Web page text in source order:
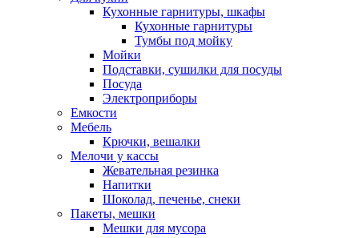
Кухонные гарнитуры, шкафы
Кухонные гарнитуры
Тумбы под мойку
Мойки
Подставки, сушилки для посуды
Посуда
Электроприборы
Емкости
Мебель
Крючки, вешалки
Мелочи у кассы
Жевательная резинка
Напитки
Шоколад, печенье, снеки
Пакеты, мешки
Мешки для мусора